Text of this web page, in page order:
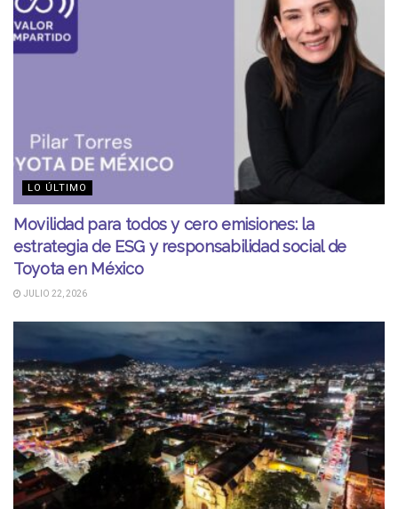
LO ÚLTIMO
Movilidad para todos y cero emisiones: la
estrategia de ESG y responsabilidad social de
Toyota en México
JULIO 22, 2026